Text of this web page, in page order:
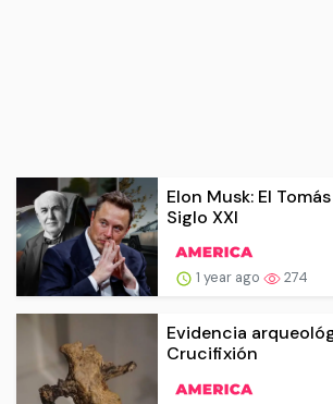
Elon Musk: El
Siglo XXI
1 year ago 274
Evidencia
Crucifixión